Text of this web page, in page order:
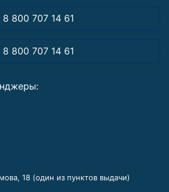
8 800 707 14 61
8 800 707 14 61
18 (один из пунктов выдачи)